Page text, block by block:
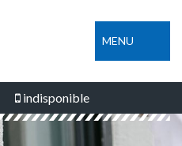
MENU
indisponible